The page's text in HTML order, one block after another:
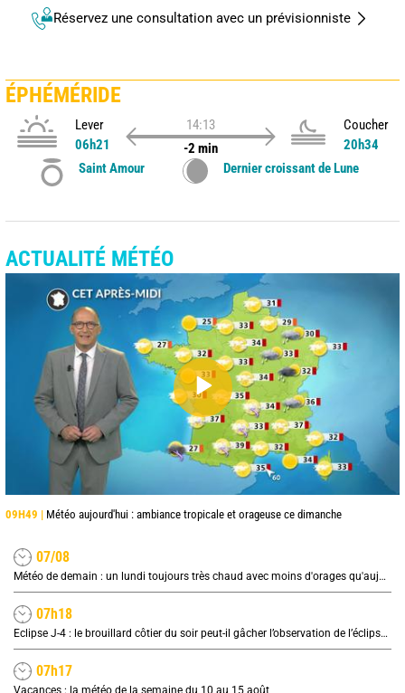
Réservez une consultation avec un prévisionniste
ÉPHÉMÉRIDE
Lever
06h21
14:13
-2 min
Coucher
20h34
Saint Amour
Dernier croissant de Lune
ACTUALITÉ MÉTÉO
09H49 | Météo aujourd'hui : ambiance tropicale et orageuse ce dimanche
07/08
Météo de demain : un lundi toujours très chaud avec moins d'orages qu'aujourd'hui
07h18
Eclipse J-4 : le brouillard côtier du soir peut-il gâcher l’observation de l’éclipse à la plage ?
07h17
Vacances : la météo de la semaine du 10 au 15 août